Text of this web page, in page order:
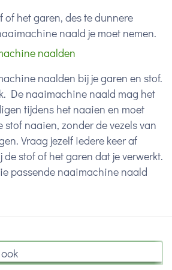
of het garen, des te dunnere
naald je moet nemen.
naalden
naalden bij je garen en stof.
De naaimachine naald mag het
tijdens het naaien en moet
stof naaien, zonder de vezels van
Vraag jezelf iedere keer af
stof of het garen dat je verwerkt.
passende naaimachine naald